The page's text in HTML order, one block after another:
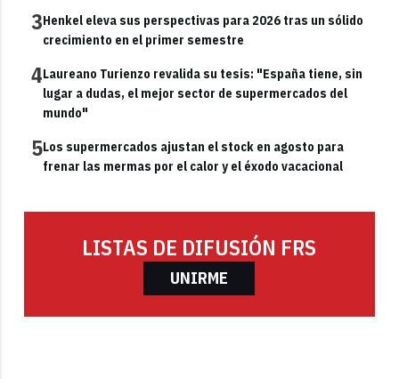
3Henkel eleva sus perspectivas para 2026 tras un sólido
crecimiento en el primer semestre
4Laureano Turienzo revalida su tesis: "España tiene, sin
lugar a dudas, el mejor sector de supermercados del
mundo"
5Los supermercados ajustan el stock en agosto para
frenar las mermas por el calor y el éxodo vacacional
LISTAS DE DIFUSIÓN FRS
UNIRME